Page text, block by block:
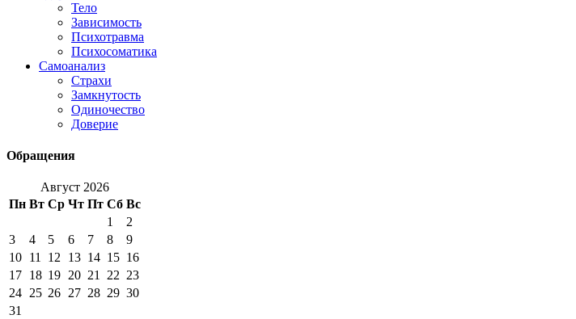
Тело
Зависимость
Психотравма
Психосоматика
Самоанализ
Страхи
Замкнутость
Одиночество
Доверие
Обращения
Август 2026
Пн Вт Ср Чт Пт Сб Вс
1
2
3
4 5 6 7 8
9
10 11 12 13 14 15 16
17 18 19 20 21 22 23
24 25 26 27 28 29 30
31